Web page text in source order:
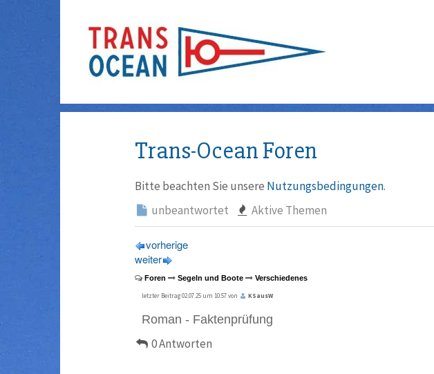
Trans-Ocean Foren
Bitte beachten Sie unsere Nutzungsbedingungen.
unbeantwortet
Aktive Themen
vorherige
weiter
Foren Segeln und Boote Verschiedenes
letzter Beitrag 02.07.25 um 10:57 von KSausW
Roman - Faktenprüfung
0 Antworten